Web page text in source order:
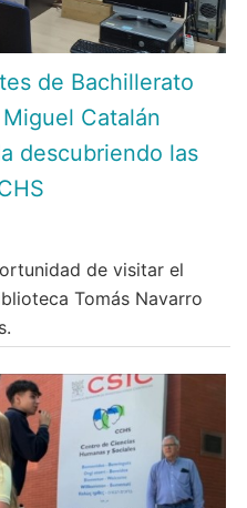
de Bachillerato
Catalán
descubriendo las
de visitar el
Tomás Navarro